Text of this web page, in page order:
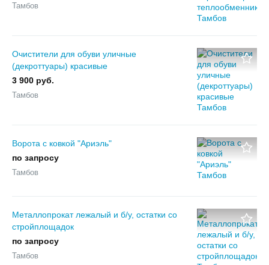
Тамбов
Очистители для обуви уличные
(декроттуары) красивые
3 900 руб.
Тамбов
Ворота с ковкой "Ариэль"
по запросу
Тамбов
Металлопрокат лежалый и б/у, остатки со
стройплощадок
по запросу
Тамбов